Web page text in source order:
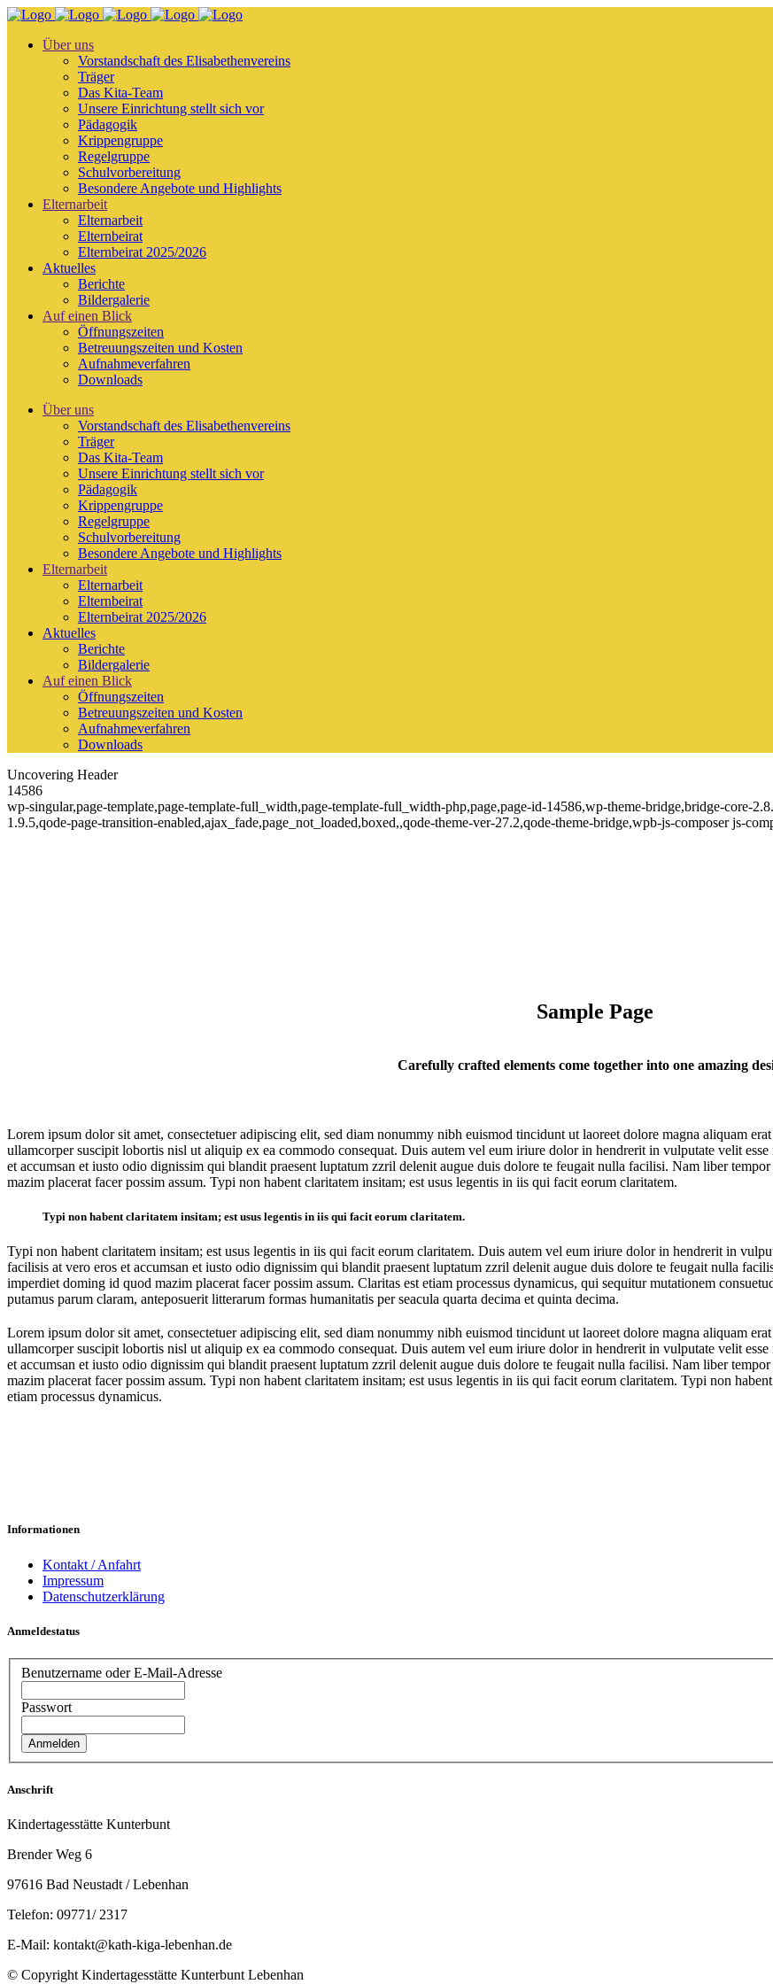
Über uns
Vorstandschaft des Elisabethenvereins
Träger
Das Kita-Team
Unsere Einrichtung stellt sich vor
Pädagogik
Krippengruppe
Regelgruppe
Schulvorbereitung
Besondere Angebote und Highlights
Elternarbeit
Elternarbeit
Elternbeirat
Elternbeirat 2025/2026
Aktuelles
Berichte
Bildergalerie
Auf einen Blick
Öffnungszeiten
Betreuungszeiten und Kosten
Aufnahmeverfahren
Downloads
Über uns
Vorstandschaft des Elisabethenvereins
Träger
Das Kita-Team
Unsere Einrichtung stellt sich vor
Pädagogik
Krippengruppe
Regelgruppe
Schulvorbereitung
Besondere Angebote und Highlights
Elternarbeit
Elternarbeit
Elternbeirat
Elternbeirat 2025/2026
Aktuelles
Berichte
Bildergalerie
Auf einen Blick
Öffnungszeiten
Betreuungszeiten und Kosten
Aufnahmeverfahren
Downloads
Uncovering Header
14586
wp-singular,page-template,page-template-full_width,page-template-full_width-php,page,page-id-14586,wp-theme-bridge,bridge-core-
1.9.5,qode-page-transition-enabled,ajax_fade,page_not_loaded,boxed,,qode-theme-ver-27.2,qode-theme-bridge,wpb-js-composer js-
Uncovering Header
Sample Page
Carefully crafted elements come together into one amazing
Lorem ipsum dolor sit amet, consectetuer adipiscing elit, sed diam nonummy nibh euismod tincidunt ut laoreet dolore magna aliquam
ullamcorper suscipit lobortis nisl ut aliquip ex ea commodo consequat. Duis autem vel eum iriure dolor in hendrerit in vulputate velit
et accumsan et iusto odio dignissim qui blandit praesent luptatum zzril delenit augue duis dolore te feugait nulla facilisi. Nam liber
mazim placerat facer possim assum. Typi non habent claritatem insitam; est usus legentis in iis qui facit eorum claritatem.
Typi non habent claritatem insitam; est usus legentis in iis qui facit eorum claritatem.
Typi non habent claritatem insitam; est usus legentis in iis qui facit eorum claritatem. Duis autem vel eum iriure dolor in hendrerit in
facilisis at vero eros et accumsan et iusto odio dignissim qui blandit praesent luptatum zzril delenit augue duis dolore te feugait nulla
imperdiet doming id quod mazim placerat facer possim assum. Claritas est etiam processus dynamicus, qui sequitur mutationem
putamus parum claram, anteposuerit litterarum formas humanitatis per seacula quarta decima et quinta decima.
Lorem ipsum dolor sit amet, consectetuer adipiscing elit, sed diam nonummy nibh euismod tincidunt ut laoreet dolore magna aliquam
ullamcorper suscipit lobortis nisl ut aliquip ex ea commodo consequat. Duis autem vel eum iriure dolor in hendrerit in vulputate velit
et accumsan et iusto odio dignissim qui blandit praesent luptatum zzril delenit augue duis dolore te feugait nulla facilisi. Nam liber
mazim placerat facer possim assum. Typi non habent claritatem insitam; est usus legentis in iis qui facit eorum claritatem. Typi non
etiam processus dynamicus.
Informationen
Kontakt / Anfahrt
Impressum
Datenschutzerklärung
Anmeldestatus
Benutzername oder E-Mail-Adresse
Passwort
Anschrift
Kindertagesstätte Kunterbunt
Brender Weg 6
97616 Bad Neustadt / Lebenhan
Telefon: 09771/ 2317
E-Mail: kontakt@kath-kiga-lebenhan.de
© Copyright Kindertagesstätte Kunterbunt Lebenhan